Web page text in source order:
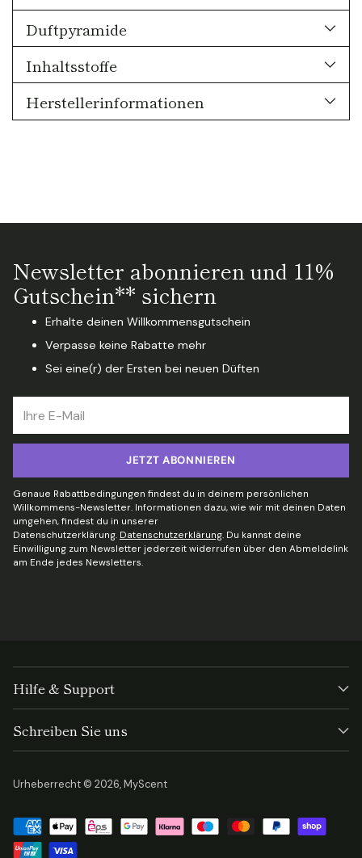
Duftpyramide
Inhaltsstoffe
Herstellerinformationen
Newsletter abonnieren und 11%
Gutschein** sichern
Erhalte deinen Willkommensgutschein
Verpasse keine Rabatte mehr
Sei eine(r) der Ersten bei neuen Düften
E-
Mail
JETZT ABONNIEREN
Genaue Rabattbedingungen findest du in deinem persönlichen
Willkommens-Newsletter. Informationen dazu, wie wir mit deinen Daten
umgehen, findest du in unserer
Datenschutzerklärung. Datenschutzerklärung. Du kannst deine
Einwilligung zum Newsletter jederzeit widerrufen über den Abmeldelink
am Ende jedes Newsletters.
Hilfe & Support
Schreiben Sie uns
Urheberrecht © 2026,MyScent